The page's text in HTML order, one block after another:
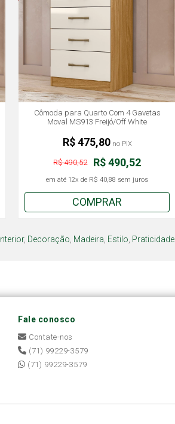
Cômoda para Quarto Com 4 Gavetas
Moval MS913 Freijó/Off White
R$ 490,52
R$ 490,52
em até 12x de R$ 40,88 sem juros
R$ 475,80no PIX
COMPRAR
Interior, Decoração Madeira Estilo Praticidade
Fale conosco
Contate-nos
(71) 99229-3579
(71) 99229-3579